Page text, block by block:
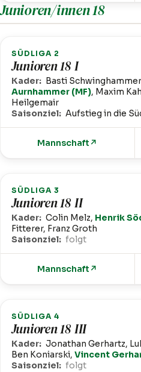
Junioren/innen 18
SÜDLIGA 2
Junioren 18 I
Kader: Basti
Aurnhammer (MF), Maxim
Heilgemair
Saisonziel: Aufstieg in die
Mannschaft ↗
SÜDLIGA 3
Junioren 18 II
Kader: Colin Melz, Henrik
Fitterer, Franz Groth
Saisonziel: folgt
Mannschaft ↗
SÜDLIGA 4
Junioren 18 III
Kader: Jonathan Gerhartz,
Ben Koniarski,Vincent
Saisonziel: folgt